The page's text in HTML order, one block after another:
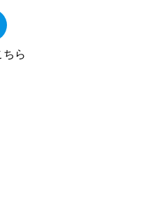
ちら